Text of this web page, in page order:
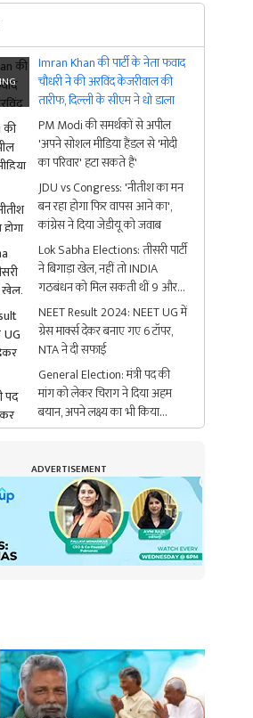
Imran Khan की पार्टी के नेता फवाद
चौधरी ने की अरविंद केजरीवाल की
तारीफ, दिल्ली के सीएम ने धो डाला
PM Modi की समर्थकों से अपील
'अपने सोशल मीडिया हैंडल से 'मोदी
का परिवार' हटा सकते हैं'
JDU vs Congress: 'नीतीश का मन
बन रहा होगा फिर वापस आने का',
कांग्रेस ने दिया जेडीयू को जवाब
Lok Sabha Elections: तीसरी पार्टी
ने बिगाड़ा खेल, नहीं तो INDIA
गठबंधन को मिल सकती थीं 9 और
सीटें
NEET Result 2024: NEET UG में
ग्रेस मार्क्स देकर बनाए गए 6 टॉपर,
NTA ने दी सफाई
General Election: मंत्री पद की
मांग को लेकर चिराग ने दिया अहम
बयान, अपने लक्ष्य का भी किया
खुलासा
ADVERTISEMENT